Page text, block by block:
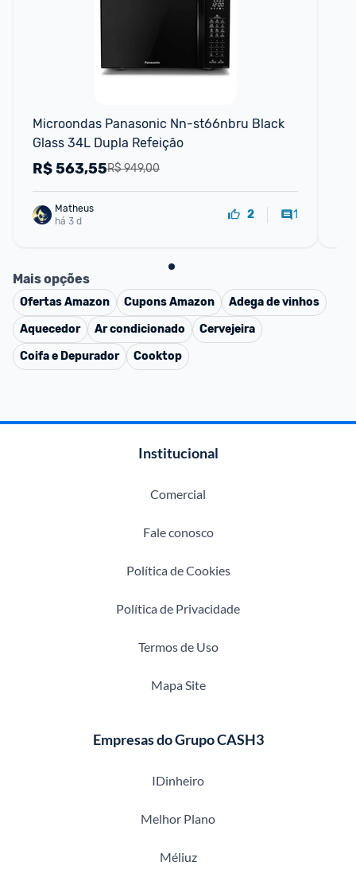
Microondas Panasonic Nn-st66nbru Black
Glass 34L Dupla Refeição
R$ 949,00
R$563,55
Matheus
há 3 d
2 1
Mais opções
OfertasAmazon CuponsAmazon
Adega de vinhos
Aquecedor
Ar condicionado
Cervejeira
Coifa e Depurador
Cooktop
Institucional
Comercial
Fale conosco
Política de Cookies
Política de Privacidade
Termos de Uso
Mapa Site
Empresas do Grupo CASH3
IDinheiro
Melhor Plano
Méliuz